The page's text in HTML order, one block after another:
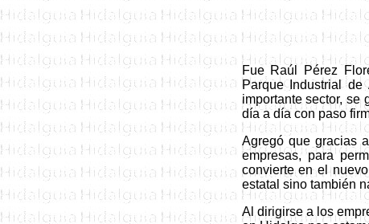
Fue Raúl Pérez
Parque Industrial
importante sector, se
día a día con paso
Agregó que gracias
empresas, para
convierte en el
estatal sino también
Al dirigirse a los